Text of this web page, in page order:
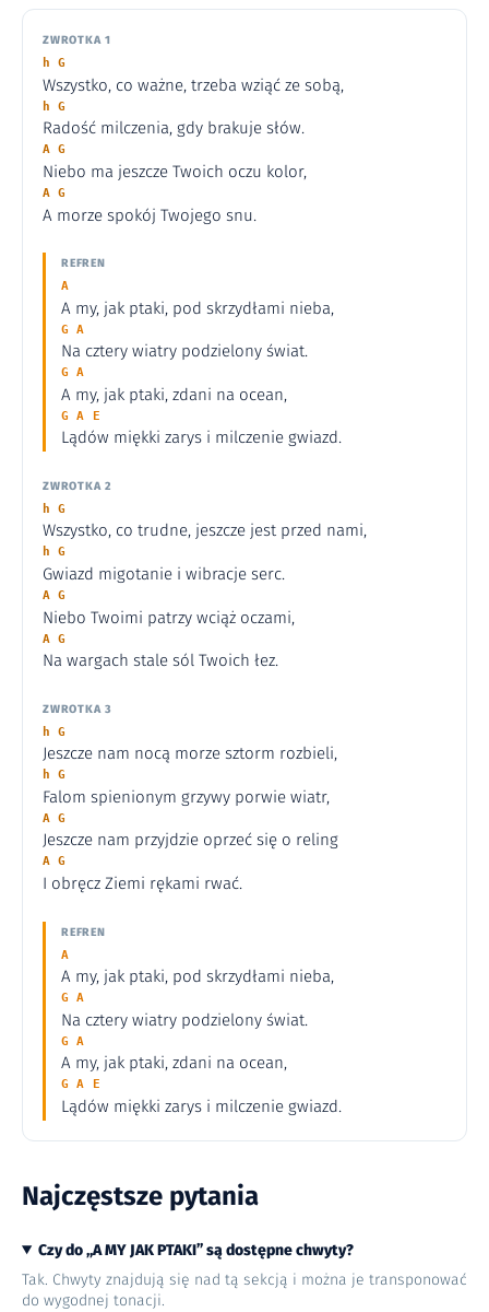
ZWROTKA 1
h G
Wszystko, co ważne, trzeba wziąć ze sobą,
h G
Radość milczenia, gdy brakuje słów.
A G
Niebo ma jeszcze Twoich oczu kolor,
A G
A morze spokój Twojego snu.
REFREN
A
A my, jak ptaki, pod skrzydłami nieba,
G A
Na cztery wiatry podzielony świat.
G A
A my, jak ptaki, zdani na ocean,
G A E
Lądów miękki zarys i milczenie gwiazd.
ZWROTKA 2
h G
Wszystko, co trudne, jeszcze jest przed nami,
h G
Gwiazd migotanie i wibracje serc.
A G
Niebo Twoimi patrzy wciąż oczami,
A G
Na wargach stale sól Twoich łez.
ZWROTKA 3
h G
Jeszcze nam nocą morze sztorm rozbieli,
h G
Falom spienionym grzywy porwie wiatr,
A G
Jeszcze nam przyjdzie oprzeć się o reling
A G
I obręcz Ziemi rękami rwać.
REFREN
A
A my, jak ptaki, pod skrzydłami nieba,
G A
Na cztery wiatry podzielony świat.
G A
A my, jak ptaki, zdani na ocean,
G A E
Lądów miękki zarys i milczenie gwiazd.
Najczęstsze pytania
Czy do „A MY JAK PTAKI” są dostępne chwyty?
Tak. Chwyty znajdują się nad tą sekcją i można je transponować
do wygodnej tonacji.